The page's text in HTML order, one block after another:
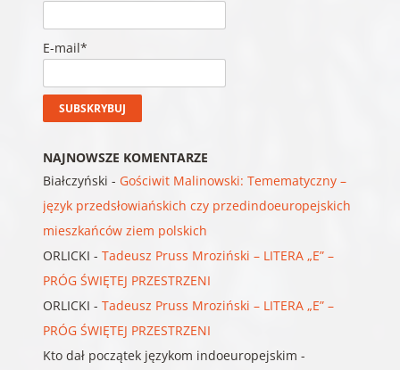
E-mail*
NAJNOWSZE KOMENTARZE
Białczyński - Gościwit Malinowski: Temematyczny –
język przedsłowiańskich czy przedindoeuropejskich
mieszkańców ziem polskich
ORLICKI - Tadeusz Pruss Mroziński – LITERA „E” –
PRÓG ŚWIĘTEJ PRZESTRZENI
ORLICKI - Tadeusz Pruss Mroziński – LITERA „E” –
PRÓG ŚWIĘTEJ PRZESTRZENI
Kto dał początek językom indoeuropejskim -